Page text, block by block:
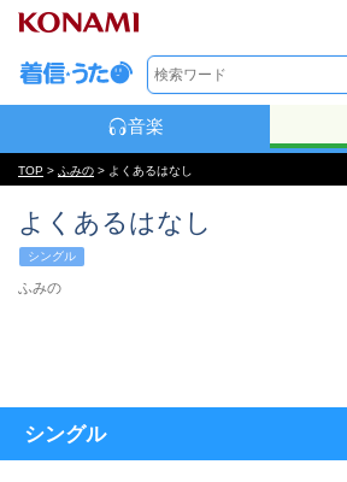
音楽
TOP > ふみの > よくあるはなし
よくあるはなし
シングル
ふみの
シングル